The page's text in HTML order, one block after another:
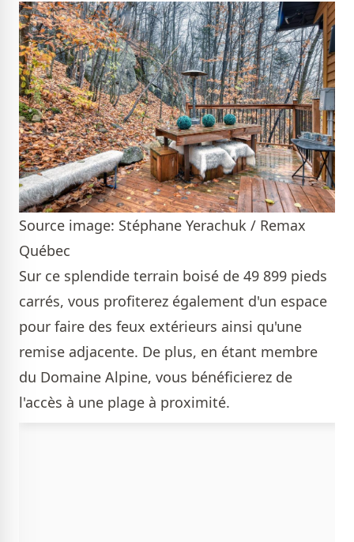
Source image: Stéphane Yerachuk / Remax
Québec
Sur ce splendide terrain boisé de 49 899 pieds
carrés, vous profiterez également d'un espace
pour faire des feux extérieurs ainsi qu'une
remise adjacente. De plus, en étant membre
du Domaine Alpine, vous bénéficierez de
l'accès à une plage à proximité.